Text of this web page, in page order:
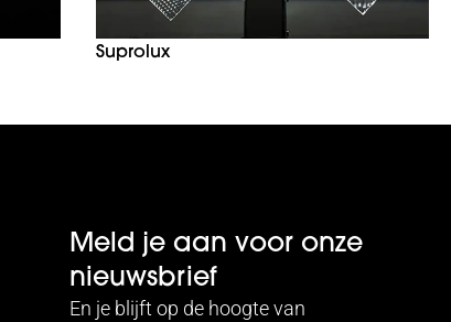
Suprolux
Meld je aan voor onze
nieuwsbrief
En je blijft op de hoogte van